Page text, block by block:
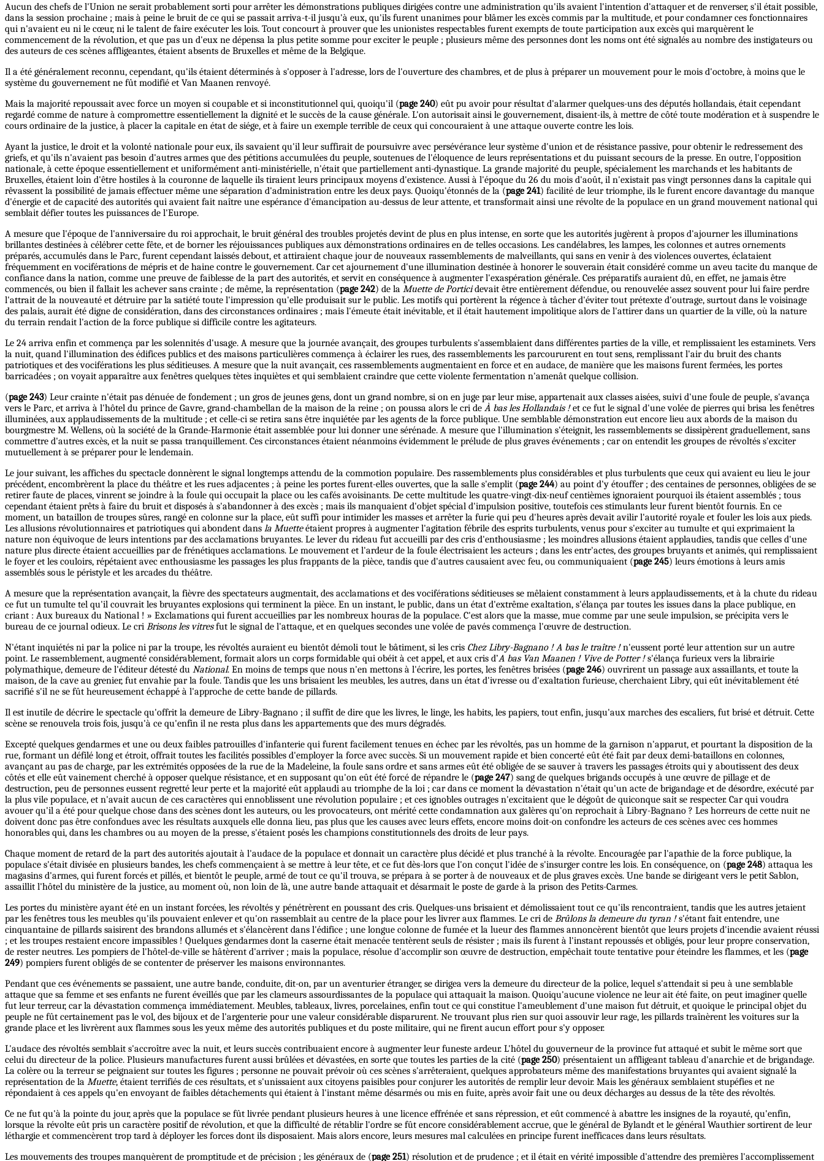
Aucun des chefs de l'Union ne serait probablement sorti pour arrêter les démonstrations publiques dirigées contre une administration qu'ils avaient l'intention d'attaquer et de renverser, s'il était possible,
dans la session prochaine ; mais à peine le bruit de ce qui se passait arriva-t-il jusqu'à eux, qu'ils furent unanimes pour blâmer les excès commis par la multitude, et pour condamner ces fonctionnaires
qui n'avaient eu ni le cœur, ni le talent de faire exécuter les lois. Tout concourt à prouver que les unionistes respectables furent exempts de toute participation aux excès qui marquèrent le
commencement de la révolution, et que pas un d'eux ne dépensa la plus petite somme pour exciter le peuple ; plusieurs même des personnes dont les noms ont été signalés au nombre des instigateurs ou
des auteurs de ces scènes affligeantes, étaient absents de Bruxelles et même de la Belgique.
Il a été généralement reconnu, cependant, qu'ils étaient déterminés à s'opposer à l'adresse, lors de l'ouverture des chambres, et de plus à préparer un mouvement pour le mois d'octobre, à moins que le
système du gouvernement ne fût modifié et Van Maanen renvoyé.
Mais la majorité repoussait avec force un moyen si coupable et si inconstitutionnel qui, quoiqu'il (page 240) eût pu avoir pour résultat d'alarmer quelques-uns des députés hollandais, était cependant
regardé comme de nature à compromettre essentiellement la dignité et le succès de la cause générale. L'on autorisait ainsi le gouvernement, disaient-ils, à mettre de côté toute modération et à suspendre le
cours ordinaire de la justice, à placer la capitale en état de siége, et à faire un exemple terrible de ceux qui concouraient à une attaque ouverte contre les lois.
Ayant la justice, le droit et la volonté nationale pour eux, ils savaient qu'il leur suffirait de poursuivre avec persévérance leur système d'union et de résistance passive, pour obtenir le redressement des
griefs, et qu'ils n'avaient pas besoin d'autres armes que des pétitions accumulées du peuple, soutenues de l'éloquence de leurs représentations et du puissant secours de la presse. En outre, l'opposition
nationale, à cette époque essentiellement et uniformément anti-ministérielle, n'était que partiellement anti-dynastique. La grande majorité du peuple, spécialement les marchands et les habitants de
Bruxelles, étaient loin d'être hostiles à la couronne de laquelle ils tiraient leurs principaux moyens d'existence. Aussi à l'époque du 26 du mois d'août, il n'existait pas vingt personnes dans la capitale qui
rêvassent la possibilité de jamais effectuer même une séparation d'administration entre les deux pays. Quoiqu'étonnés de la (page 241) facilité de leur triomphe, ils le furent encore davantage du manque
d'énergie et de capacité des autorités qui avaient fait naître une espérance d'émancipation au-dessus de leur attente, et transformait ainsi une révolte de la populace en un grand mouvement national qui
semblait défier toutes les puissances de l'Europe.
A mesure que l'époque de l'anniversaire du roi approchait, le bruit général des troubles projetés devint de plus en plus intense, en sorte que les autorités jugèrent à propos d'ajourner les illuminations
brillantes destinées à célébrer cette fête, et de borner les réjouissances publiques aux démonstrations ordinaires en de telles occasions. Les candélabres, les lampes, les colonnes et autres ornements
préparés, accumulés dans le Parc, furent cependant laissés debout, et attiraient chaque jour de nouveaux rassemblements de malveillants, qui sans en venir à des violences ouvertes, éclataient
fréquemment en vociférations de mépris et de haine contre le gouvernement. Car cet ajournement d'une illumination destinée à honorer le souverain était considéré comme un aveu tacite du manque de
confiance dans la nation, comme une preuve de faiblesse de la part des autorités, et servit en conséquence à augmenter l'exaspération générale. Ces préparatifs auraient dû, en effet, ne jamais être
commencés, ou bien il fallait les achever sans crainte ; de même, la représentation (page 242) de la Muette de Porticidevait être entièrement défendue, ou renouvelée assez souvent pour lui faire perdre
l'attrait de la nouveauté et détruire par la satiété toute l'impression qu'elle produisait sur le public. Les motifs qui portèrent la régence à tâcher d'éviter tout prétexte d'outrage, surtout dans le voisinage
des palais, aurait été digne de considération, dans des circonstances ordinaires ; mais l'émeute était inévitable, et il était hautement impolitique alors de l'attirer dans un quartier de la ville, où la nature
du terrain rendait l'action de la force publique si difficile contre les agitateurs.
Le 24 arriva enfin et commença par les solennités d'usage. A mesure que la journée avançait, des groupes turbulents s'assemblaient dans différentes parties de la ville, et remplissaient les estaminets. Vers
la nuit, quand l'illumination des édifices publics et des maisons particulières commença à éclairer les rues, des rassemblements les parcoururent en tout sens, remplissant l'air du bruit des chants
patriotiques et des vociférations les plus séditieuses. A mesure que la nuit avançait, ces rassemblements augmentaient en force et en audace, de manière que les maisons furent fermées, les portes
barricadées ; on voyait apparaître aux fenêtres quelques tètes inquiètes et qui semblaient craindre que cette violente fermentation n'amenât quelque collision.
(page 243) Leur crainte n'était pas dénuée de fondement ; un gros de jeunes gens, dont un grand nombre, si on en juge par leur mise, appartenait aux classes aisées, suivi d'une foule de peuple, s'avança
vers le Parc, et arriva à l'hôtel du prince de Gavre, grand-chambellan de la maison de la reine ; on poussa alors le cri de À bas les Hollandais !et ce fut le signal d'une volée de pierres qui brisa les fenêtres
illuminées, aux applaudissements de la multitude ; et celle-ci se retira sans être inquiétée par les agents de la force publique. Une semblable démonstration eut encore lieu aux abords de la maison du
bourgmestre M. Wellens, où la société de la Grande-Harmonie était assemblée pour lui donner une sérénade. A mesure que l'illumination s'éteignit, les rassemblements se dissipèrent graduellement, sans
commettre d'autres excès, et la nuit se passa tranquillement. Ces circonstances étaient néanmoins évidemment le prélude de plus graves événements ; car on entendit les groupes de révoltés s'exciter
mutuellement à se préparer pour le lendemain.
Le jour suivant, les affiches du spectacle donnèrent le signal longtemps attendu de la commotion populaire. Des rassemblements plus considérables et plus turbulents que ceux qui avaient eu lieu le jour
précédent, encombrèrent la place du théâtre et les rues adjacentes ; à peine les portes furent-elles ouvertes, que la salle s'emplit (page 244) au point d'y étouffer ; des centaines de personnes, obligées de se
retirer faute de places, vinrent se joindre à la foule qui occupait la place ou les cafés avoisinants. De cette multitude les quatre-vingt-dix-neuf centièmes ignoraient pourquoi ils étaient assemblés ; tous
cependant étaient prêts à faire du bruit et disposés à s'abandonner à des excès ; mais ils manquaient d'objet spécial d'impulsion positive, toutefois ces stimulants leur furent bientôt fournis. En ce
moment, un bataillon de troupes sûres, rangé en colonne sur la place, eût suffi pour intimider les masses et arrêter la furie qui peu d'heures après devait avilir l'autorité royale et fouler les lois aux pieds.
Les allusions révolutionnaires et patriotiques qui abondent dans la Muetteétaient propres à augmenter l'agitation fébrile des esprits turbulents, venus pour s'exciter au tumulte et qui exprimaient la
nature non équivoque de leurs intentions par des acclamations bruyantes. Le lever du rideau fut accueilli par des cris d'enthousiasme ; les moindres allusions étaient applaudies, tandis que celles d'une
nature plus directe étaient accueillies par de frénétiques acclamations. Le mouvement et l'ardeur de la foule électrisaient les acteurs ; dans les entr'actes, des groupes bruyants et animés, qui remplissaient
le foyer et les couloirs, répétaient avec enthousiasme les passages les plus frappants de la pièce, tandis que d'autres causaient avec feu, ou communiquaient (page 245) leurs émotions à leurs amis
assemblés sous le péristyle et les arcades du théâtre.
A mesure que la représentation avançait, la fièvre des spectateurs augmentait, des acclamations et des vociférations séditieuses se mêlaient constamment à leurs applaudissements, et à la chute du rideau
ce fut un tumulte tel qu'il couvrait les bruyantes explosions qui terminent la pièce. En un instant, le public, dans un état d'extrême exaltation, s'élança par toutes les issues dans la place publique, en
criant : Aux bureaux du National ! » Exclamations qui furent accueillies par les nombreux houras de la populace. C'est alors que la masse, mue comme par une seule impulsion, se précipita vers le
bureau de ce journal odieux. Le cri Brisons les vitresfut le signal de l'attaque, et en quelques secondes une volée de pavés commença l'œuvre de destruction.
N'étant inquiétés ni par la police ni par la troupe, les révoltés auraient eu bientôt démoli tout le bâtiment, si les cris Chez Libry-Bagnano ! A bas le traître !n'eussent porté leur attention sur un autre
point. Le rassemblement, augmenté considérablement, formait alors un corps formidable qui obéit à cet appel, et aux cris d’A bas Van Maanen ! Vive de Potter !s'élança furieux vers la librairie
polymathique, demeure de l'éditeur détesté du National. En moins de temps que nous n'en mettons à l'écrire, les portes, les fenêtres brisées (page 246) ouvrirent un passage aux assaillants, et toute la
maison, de la cave au grenier, fut envahie par la foule. Tandis que les uns brisaient les meubles, les autres, dans un état d'ivresse ou d'exaltation furieuse, cherchaient Libry, qui eût inévitablement été
sacrifié s'il ne se fût heureusement échappé à l'approche de cette bande de pillards.
Il est inutile de décrire le spectacle qu'offrit la demeure de Libry-Bagnano ; il suffit de dire que les livres, le linge, les habits, les papiers, tout enfin, jusqu'aux marches des escaliers, fut brisé et détruit. Cette
scène se renouvela trois fois, jusqu'à ce qu'enfin il ne resta plus dans les appartements que des murs dégradés.
Excepté quelques gendarmes et une ou deux faibles patrouilles d'infanterie qui furent facilement tenues en échec par les révoltés, pas un homme de la garnison n'apparut, et pourtant la disposition de la
rue, formant un défilé long et étroit, offrait toutes les facilités possibles d'employer la force avec succès. Si un mouvement rapide et bien concerté eût été fait par deux demi-bataillons en colonnes,
avançant au pas de charge, par les extrémités opposées de la rue de la Madeleine, la foule sans ordre et sans armes eût été obligée de se sauver à travers les passages étroits qui y aboutissent des deux
côtés et elle eût vainement cherché à opposer quelque résistance, et en supposant qu'on eût été forcé de répandre le (page 247) sang de quelques brigands occupés à une œuvre de pillage et de
destruction, peu de personnes eussent regretté leur perte et la majorité eût applaudi au triomphe de la loi ; car dans ce moment la dévastation n'était qu'un acte de brigandage et de désordre, exécuté par
la plus vile populace, et n'avait aucun de ces caractères qui ennoblissent une révolution populaire ; et ces ignobles outrages n'excitaient que le dégoût de quiconque sait se respecter. Car qui voudra
avouer qu'il a été pour quelque chose dans des scènes dont les auteurs, ou les provocateurs, ont mérité cette condamnation aux galères qu'on reprochait à Libry-Bagnano ? Les horreurs de cette nuit ne
doivent donc pas être confondues avec les résultats auxquels elle donna lieu, pas plus que les causes avec leurs effets, encore moins doit-on confondre les acteurs de ces scènes avec ces hommes
honorables qui, dans les chambres ou au moyen de la presse, s'étaient posés les champions constitutionnels des droits de leur pays.
Chaque moment de retard de la part des autorités ajoutait à l'audace de la populace et donnait un caractère plus décidé et plus tranché à la révolte. Encouragée par l'apathie de la force publique, la
populace s'était divisée en plusieurs bandes, les chefs commençaient à se mettre à leur tête, et ce fut dès-lors que l'on conçut l'idée de s'insurger contre les lois. En conséquence, on (page 248) attaqua les
magasins d'armes, qui furent forcés et pillés, et bientôt le peuple, armé de tout ce qu'il trouva, se prépara à se porter à de nouveaux et de plus graves excès. Une bande se dirigeant vers le petit Sablon,
assaillit l'hôtel du ministère de la justice, au moment où, non loin de là, une autre bande attaquait et désarmait le poste de garde à la prison des Petits-Carmes.
Les portes du ministère ayant été en un instant forcées, les révoltés y pénétrèrent en poussant des cris. Quelques-uns brisaient et démolissaient tout ce qu'ils rencontraient, tandis que les autres jetaient
par les fenêtres tous les meubles qu'ils pouvaient enlever et qu'on rassemblait au centre de la place pour les livrer aux flammes. Le cri de Brûlons la demeure du tyran !s'étant fait entendre, une
cinquantaine de pillards saisirent des brandons allumés et s'élancèrent dans l'édifice ; une longue colonne de fumée et la lueur des flammes annoncèrent bientôt que leurs projets d'incendie avaient réussi
; et les troupes restaient encore impassibles ! Quelques gendarmes dont la caserne était menacée tentèrent seuls de résister ; mais ils furent à l'instant repoussés et obligés, pour leur propre conservation,
de rester neutres. Les pompiers de l'hôtel-de-ville se hâtèrent d'arriver ; mais la populace, résolue d'accomplir son œuvre de destruction, empêchait toute tentative pour éteindre les flammes, et les (page
249) pompiers furent obligés de se contenter de préserver les maisons environnantes.
Pendant que ces événements se passaient, une autre bande, conduite, dit-on, par un aventurier étranger, se dirigea vers la demeure du directeur de la police, lequel s'attendait si peu à une semblable
attaque que sa femme et ses enfants ne furent éveillés que par les clameurs assourdissantes de la populace qui attaquait la maison. Quoiqu'aucune violence ne leur ait été faite, on peut imaginer quelle
fut leur terreur, car la dévastation commença immédiatement. Meubles, tableaux, livres, porcelaines, enfin tout ce qui constitue l'ameublement d'une maison fut détruit, et quoique le principal objet du
peuple ne fût certainement pas le vol, des bijoux et de l'argenterie pour une valeur considérable disparurent. Ne trouvant plus rien sur quoi assouvir leur rage, les pillards traînèrent les voitures sur la
grande place et les livrèrent aux flammes sous les yeux même des autorités publiques et du poste militaire, qui ne firent aucun effort pour s'y opposer.
L'audace des révoltés semblait s'accroître avec la nuit, et leurs succès contribuaient encore à augmenter leur funeste ardeur. L'hôtel du gouverneur de la province fut attaqué et subit le même sort que
celui du directeur de la police. Plusieurs manufactures furent aussi brûlées et dévastées, en sorte que toutes les parties de la cité (page 250) présentaient un affligeant tableau d'anarchie et de brigandage.
La colère ou la terreur se peignaient sur toutes les figures ; personne ne pouvait prévoir où ces scènes s'arrêteraient, quelques approbateurs même des manifestations bruyantes qui avaient signalé la
représentation de la Muette, étaient terrifiés de ces résultats, et s'unissaient aux citoyens paisibles pour conjurer les autorités de remplir leur devoir. Mais les généraux semblaient stupéfies et ne
répondaient à ces appels qu'en envoyant de faibles détachements qui étaient à l'instant même désarmés ou mis en fuite, après avoir fait une ou deux décharges au dessus de la tête des révoltés.
Ce ne fut qu'à la pointe du jour, après que la populace se fût livrée pendant plusieurs heures à une licence effrénée et sans répression, et eût commencé à abattre les insignes de la royauté, qu'enfin,
lorsque la révolte eût pris un caractère positif de révolution, et que la difficulté de rétablir l'ordre se fût encore considérablement accrue, que le général de Bylandt et le général Wauthier sortirent de leur
léthargie et commencèrent trop tard à déployer les forces dont ils disposaient. Mais alors encore, leurs mesures mal calculées en principe furent inefficaces dans leurs résultats.
Les mouvements des troupes manquèrent de promptitude et de précision ; les généraux de (page 251) résolution et de prudence ; et il était en vérité impossible d'attendre des premières l'accomplissement